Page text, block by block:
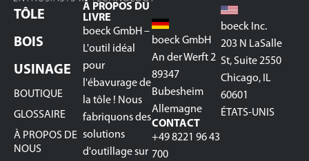
TÔLE
BOIS
USINAGE
BOUTIQUE
GLOSSAIRE
À PROPOS DE
NOUS
À PROPOS DU
LIVRE
boeck GmbH –
L'outil idéal
pour
l'ébavurage de
la tôle ! Nous
fabriquons des
solutions
d'outillage sur
boeck GmbH
An der Werft 2
89347
Bubesheim
Allemagne
CONTACT
+49 8221 96 43
700
boeck Inc.
203 N LaSalle
St, Suite 2550
Chicago, IL
60601
ÉTATS-UNIS